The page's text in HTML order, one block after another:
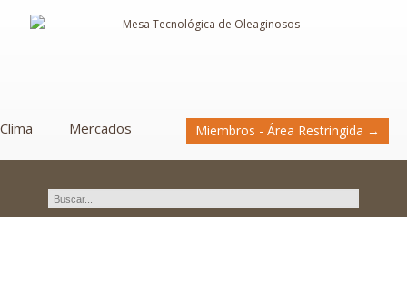
Clima Mercados Miembros - Área Restringida →